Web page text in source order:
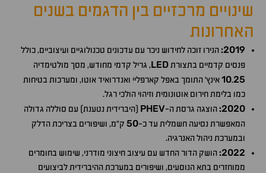
שינויים מרכזיים בין הדגמים בשנים
האחרונות
2019
:הנירו זוכה לחידוש ניכר עם עדכונים טכנולוגיים ועיצוביים, כולל
פנסים קדמיים בתצורתLED, גריל קדמי מחודש, מסך מולטימדיה
10.25
אינץ' התומך באפל קארפליי ואנדרואיד אוטו, ומערכות בטיחות
כמו בלימת חירום אוטונומית וזיהוי הולכי רגל.
2020
:הוצגה גרסת ה-PHEV (היברידית נטענת) עם סוללה גדולה
המאפשרת נסיעה חשמלית עד כ-50 ק"מ, ושיפורים בצריכת הדלק
ובמערכת ניהול האנרגיה.
2022
:הושק הדור החדש עם עיצוב חיצוני מודרני, שימוש בחומרים
ממוחזרים בתא הנוסעים, ושיפורים במערכת ההיברידית לביצועים